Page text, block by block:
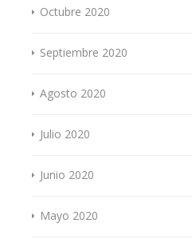
Octubre 2020
Septiembre 2020
Agosto 2020
Julio 2020
Junio 2020
Mayo 2020